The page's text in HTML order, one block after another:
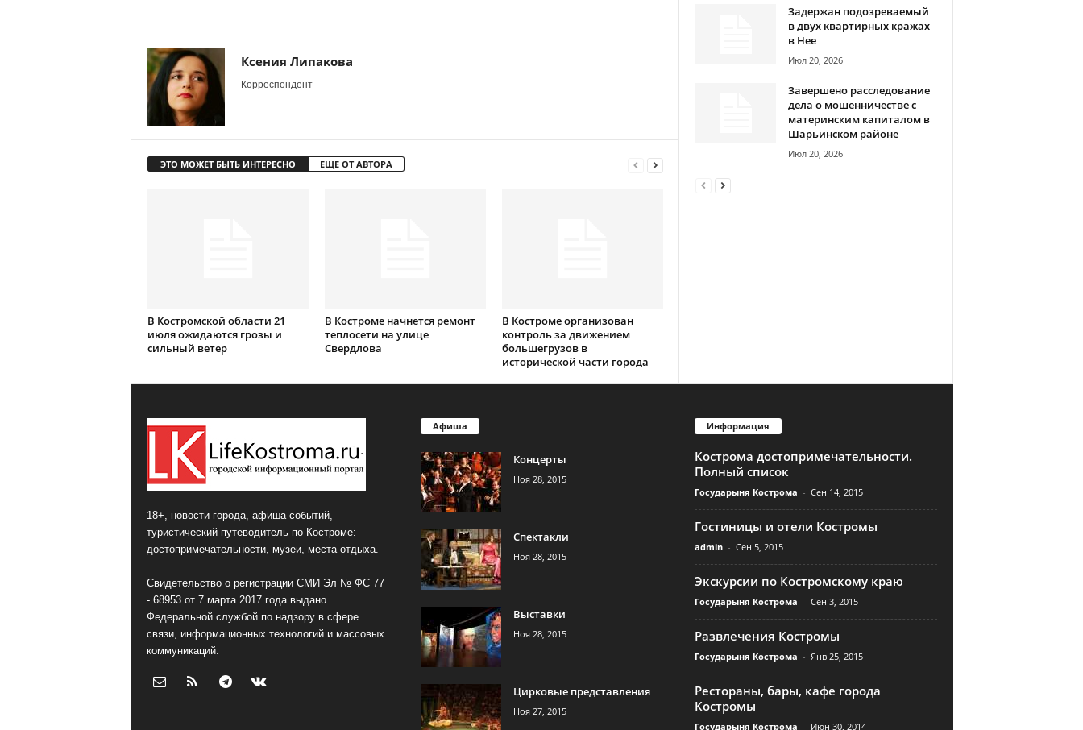
Ксения Липакова
Корреспондент
ЭТО МОЖЕТ БЫТЬ ИНТЕРЕСНО ЕЩЕ ОТ АВТОРА
В Костромской области 21
июля ожидаются грозы и
сильный ветер
В Костроме начнется ремонт
теплосети на улице
Свердлова
В Костроме организован
контроль за движением
большегрузов в
исторической части города
Задержан подозреваемый
в двух квартирных кражах
в Нее
Июл 20, 2026
Завершено расследование
дела о мошенничестве с
материнским капиталом в
Шарьинском районе
Июл 20, 2026
18+, новости города, афиша событий,
туристический путеводитель по Костроме:
достопримечательности, музеи, места отдыха.
Свидетельство о регистрации СМИ Эл № ФС 77
- 68953 от 7 марта 2017 года выдано
Федеральной службой по надзору в сфере
связи, информационных технологий и массовых
коммуникаций.
Афиша
Концерты
Ноя 28, 2015
Спектакли
Ноя 28, 2015
Выставки
Ноя 28, 2015
Цирковые представления
Ноя 27, 2015
Информация
Кострома достопримечательности.
Полный список
Государыня Кострома - Сен 14, 2015
Гостиницы и отели Костромы
admin - Сен 5, 2015
Экскурсии по Костромскому краю
Государыня Кострома - Сен 3, 2015
Развлечения Костромы
Государыня Кострома - Янв 25, 2015
Рестораны, бары, кафе города
Костромы
Государыня Кострома - Июн 30, 2014